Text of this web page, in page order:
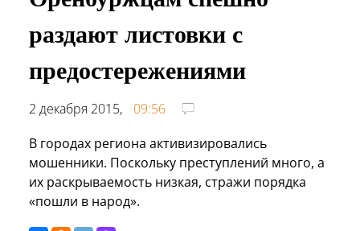
раздают листовки с
предостережениями
2 декабря 2015,
09:56
В городах региона активизировались
мошенники. Поскольку преступлений много, а
их раскрываемость низкая, стражи порядка
«пошли в народ».